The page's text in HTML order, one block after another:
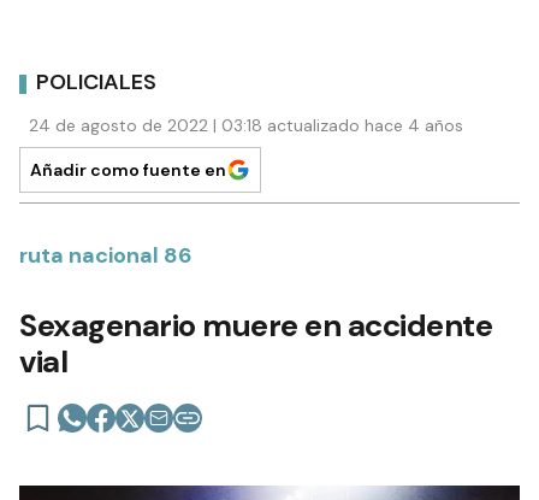
POLICIALES
24 de agosto de 2022 | 03:18 actualizado hace 4 años
Añadir como fuente en
ruta nacional 86
Sexagenario muere en accidente
vial